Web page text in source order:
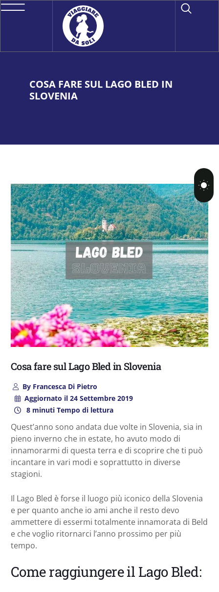
COSA FARE SUL LAGO BLED IN
SLOVENIA
Cosa fare sul Lago Bled in Slovenia
ByFrancesca Di Pietro
Aggiornato il24 Settembre 2019
8 minuti Tempo di lettura
Quest’anno sono andata due volte in Slovenia, sia in
pieno inverno che in estate, ho avuto modo di
innamorarmi di questa terra e di scoprire che ti può
incantare in vari modi e soprattutto in diverse
stagioni.
Il Lago Bled è forse il luogo più iconico della Slovenia
e per quanto anche io ami anche il resto devo
ammettere di essermi totalmente innamorata di Beld
e che voglio ritornarci l’anno prossimo per più
tempo.
Come raggiungere il Lago Bled: